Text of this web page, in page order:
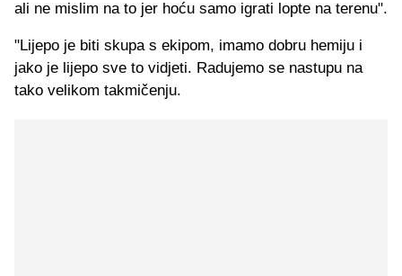
ali ne mislim na to jer hoću samo igrati lopte na terenu".
"Lijepo je biti skupa s ekipom, imamo dobru hemiju i
jako je lijepo sve to vidjeti. Radujemo se nastupu na
tako velikom takmičenju.